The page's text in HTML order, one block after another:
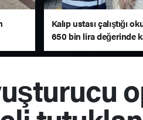
Kalıp ustası çalıştığı
650 bin lira değerinde